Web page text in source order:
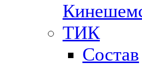
ТИК
Состав